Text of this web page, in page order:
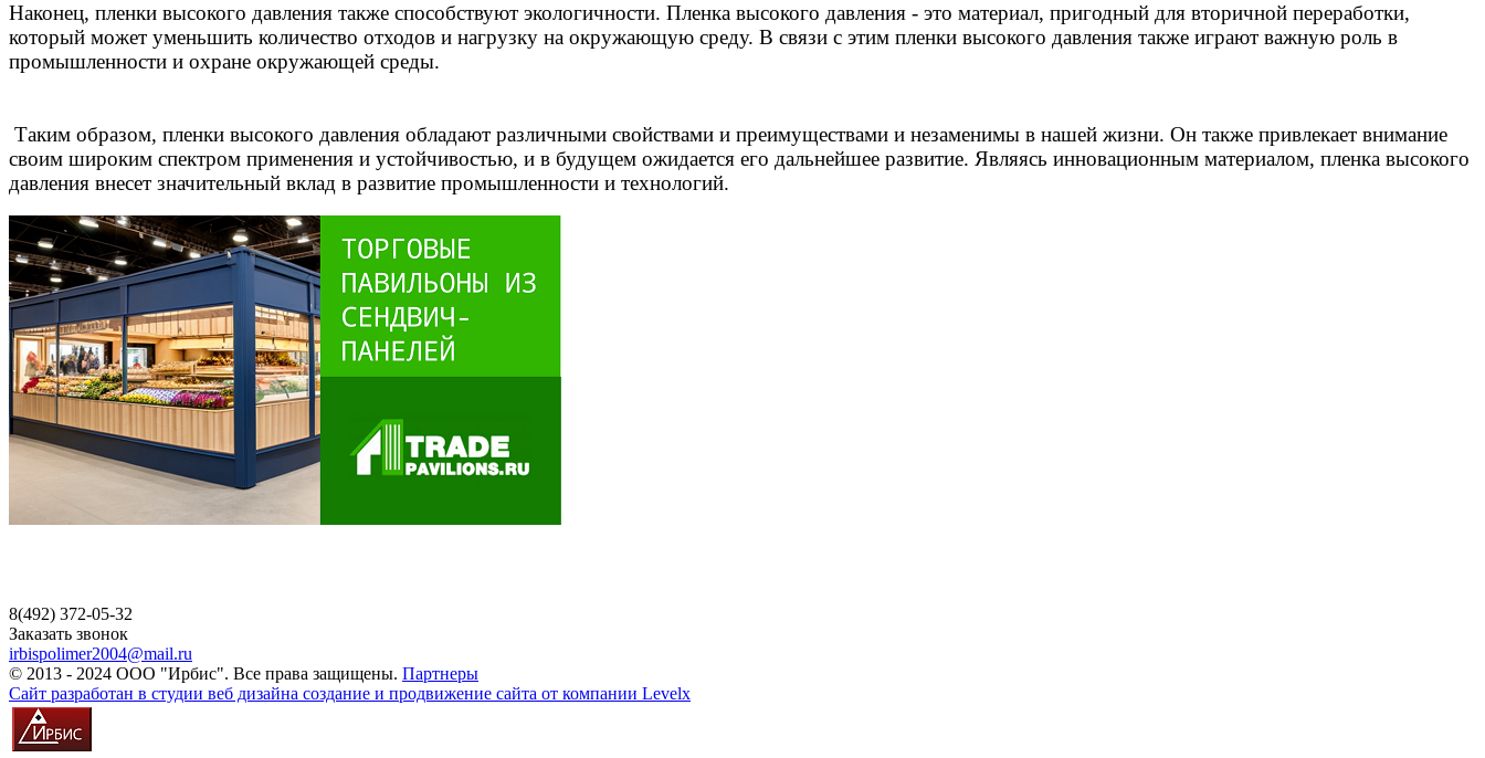
Наконец, пленки высокого давления также способствуют экологичности. Пленка высокого давления - это материал, пригодный для вторичной переработки,
который может уменьшить количество отходов и нагрузку на окружающую среду. В связи с этим пленки высокого давления также играют важную роль в
промышленности и охране окружающей среды.
Таким образом, пленки высокого давления обладают различными свойствами и преимуществами и незаменимы в нашей жизни. Он также привлекает внимание
своим широким спектром применения и устойчивостью, и в будущем ожидается его дальнейшее развитие. Являясь инновационным материалом, пленка высокого
давления внесет значительный вклад в развитие промышленности и технологий.
8(492) 372-05-32
Заказать звонок
irbispolimer2004@mail.ru
© 2013 - 2024 ООО "Ирбис". Все права защищены. Партнеры
Сайт разработан в студии веб дизайна создание и продвижение сайта от компании Levelx